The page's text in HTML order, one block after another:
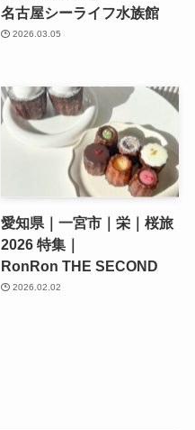
名古屋シーライフ水族館
2026.03.05
愛知県｜一宮市｜栄｜桜旅
2026 特集｜
RonRon THE SECOND
2026.02.02